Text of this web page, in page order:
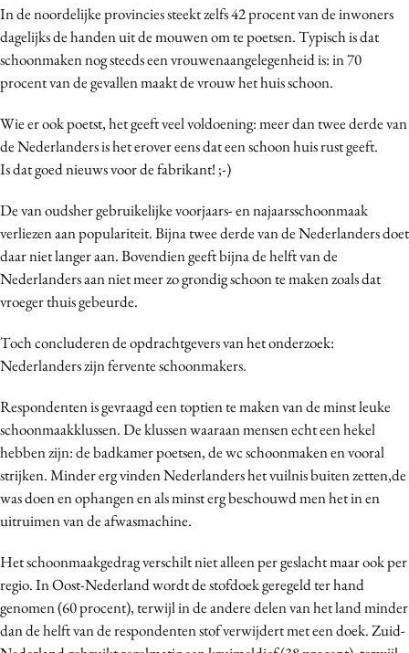
Data & Insights
Design
Digital transformation
Effectiviteit
Gedragsverandering
Influencer marketing
Interne communicatie
Martech
Media
Merkstrategie
Programmatic
Purpose Marketing
Reputatie & crisis
In de noordelijke provincies steekt zelfs 42 procent van de inwoners
dagelijks de handen uit de mouwen om te poetsen. Typisch is dat
schoonmaken nog steeds een vrouwenaangelegenheid is: in 70
procent van de gevallen maakt de vrouw het huis schoon.
Wie er ook poetst, het geeft veel voldoening: meer dan twee derde van
de Nederlanders is het erover eens dat een schoon huis rust geeft.
Is dat goed nieuws voor de fabrikant! ;-)
De van oudsher gebruikelijke voorjaars- en najaarsschoonmaak
verliezen aan populariteit. Bijna twee derde van de Nederlanders doet
daar niet langer aan. Bovendien geeft bijna de helft van de
Nederlanders aan niet meer zo grondig schoon te maken zoals dat
vroeger thuis gebeurde.
Toch concluderen de opdrachtgevers van het onderzoek:
Nederlanders zijn fervente schoonmakers.
Respondenten is gevraagd een toptien te maken van de minst leuke
schoonmaakklussen. De klussen waaraan mensen echt een hekel
hebben zijn: de badkamer poetsen, de wc schoonmaken en vooral
strijken. Minder erg vinden Nederlanders het vuilnis buiten zetten,de
was doen en ophangen en als minst erg beschouwd men het in en
uitruimen van de afwasmachine.
Het schoonmaakgedrag verschilt niet alleen per geslacht maar ook per
regio. In Oost-Nederland wordt de stofdoek geregeld ter hand
genomen (60 procent), terwijl in de andere delen van het land minder
dan de helft van de respondenten stof verwijdert met een doek. Zuid-